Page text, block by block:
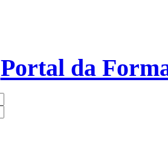
Portal da